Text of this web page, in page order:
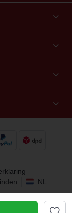
NL
Alle rechten